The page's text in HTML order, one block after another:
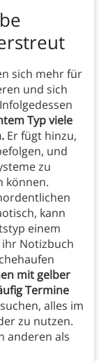
sich mehr für
und sich
Typ viele
Er fügt hinzu,
und
zu
können.
kann
einem
ihr Notizbuch
mit gelber
Termine
alles im
zu nutzen.
anderen als